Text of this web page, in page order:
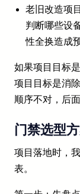
老旧改造项
判断哪些设
性全换造成
如果项目目标
项目目标是消
顺序不对，后
门禁选型
项目落地时，
表。